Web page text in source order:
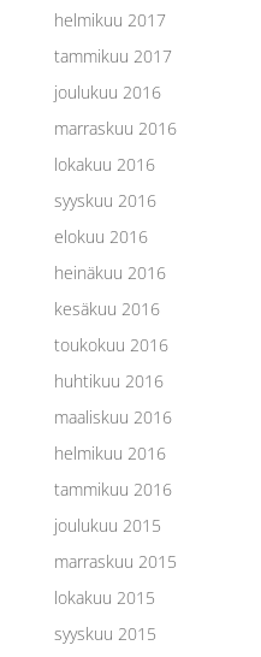
helmikuu 2017
tammikuu 2017
joulukuu 2016
marraskuu 2016
lokakuu 2016
syyskuu 2016
elokuu 2016
heinäkuu 2016
kesäkuu 2016
toukokuu 2016
huhtikuu 2016
maaliskuu 2016
helmikuu 2016
tammikuu 2016
joulukuu 2015
marraskuu 2015
lokakuu 2015
syyskuu 2015